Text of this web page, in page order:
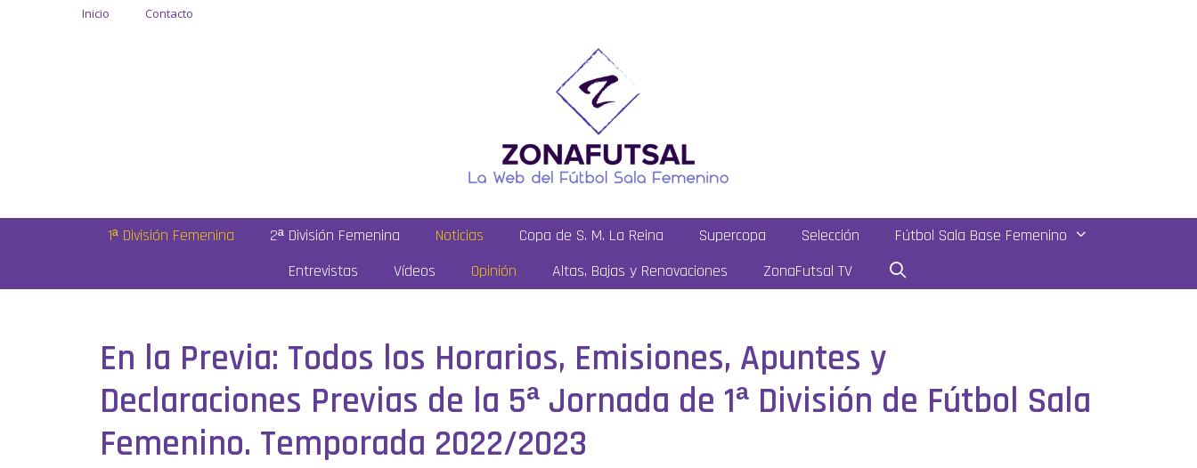
Inicio Contacto
1ª División Femenina 2ª División Femenina Noticias Copa de S. M. La Reina Supercopa Selección
Fútbol Sala Base Femenino
Entrevistas
Vídeos Opinión Altas, Bajas y Renovaciones ZonaFutsal TV
En la Previa: Todos los Horarios, Emisiones, Apuntes y
Declaraciones Previas de la 5ª Jornada de 1ª División de Fútbol Sala
Femenino. Temporada 2022/2023